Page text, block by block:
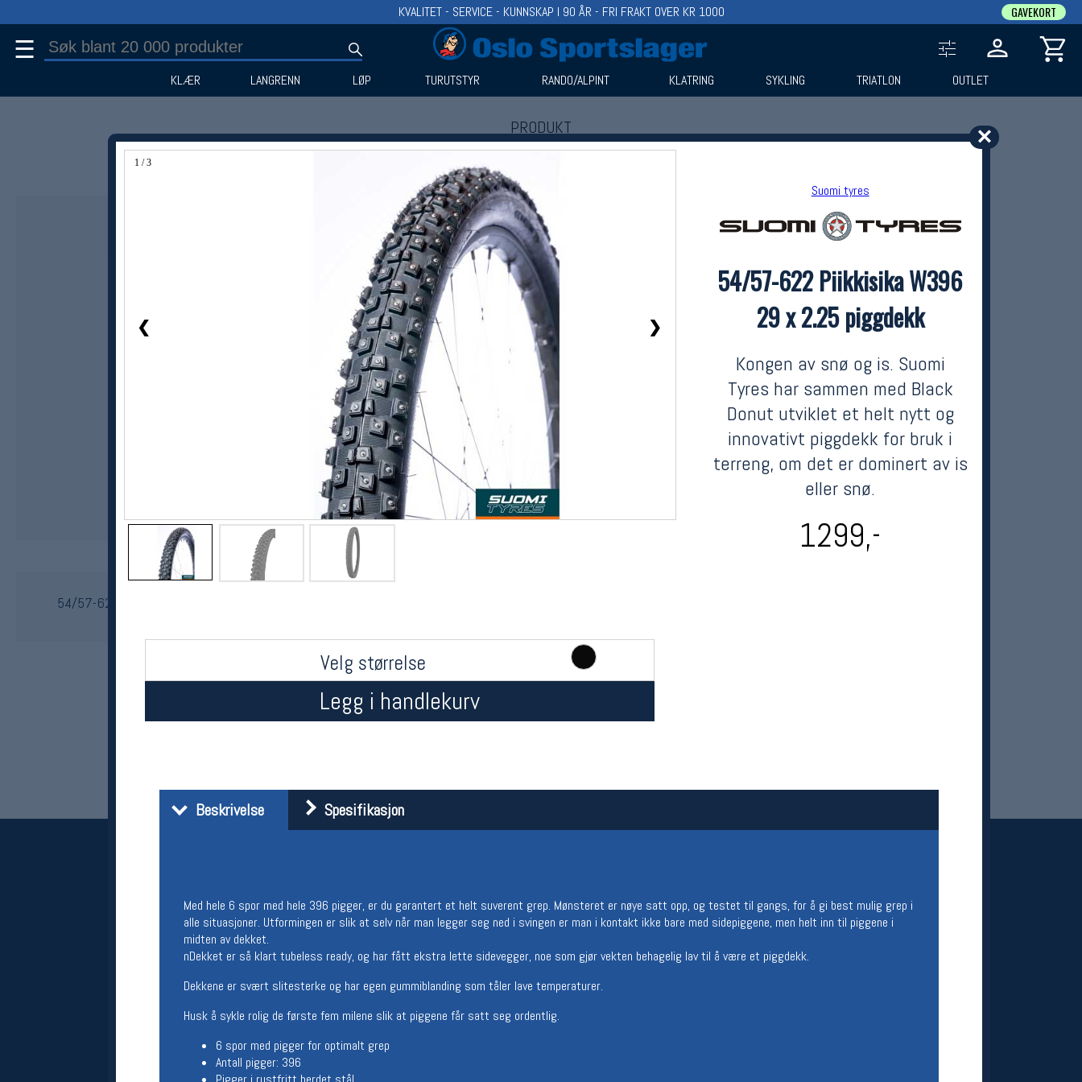
✕
1 / 3
❮ ❯
Suomi tyres
54/57-622 Piikkisika W396
29 x 2.25 piggdekk
Kongen av snø og is. Suomi
Tyres har sammen med Black
Donut utviklet et helt nytt og
innovativt piggdekk for bruk i
terreng, om det er dominert av is
eller snø.
1299,-
Velg størrelse
Legg i handlekurv
Beskrivelse Spesifikasjon
Med hele 6 spor med hele 396 pigger, er du garantert et helt suverent grep. Mønsteret er nøye satt opp, og testet til gangs, for å gi best mulig grep i
alle situasjoner. Utformingen er slik at selv når man legger seg ned i svingen er man i kontakt ikke bare med sidepiggene, men helt inn til piggene i
midten av dekket.
nDekket er så klart tubeless ready, og har fått ekstra lette sidevegger, noe som gjør vekten behagelig lav til å være et piggdekk.
Dekkene er svært slitesterke og har egen gummiblanding som tåler lave temperaturer.
Husk å sykle rolig de første fem milene slik at piggene får satt seg ordentlig.
6 spor med pigger for optimalt grep
Antall pigger: 396
KVALITET - SERVICE - KUNNSKAP I 90 ÅR - FRI FRAKT OVER KR 1000 GAVEKORT
☰
KLÆR LANGRENN LØP TURUTSTYR RANDO/ALPINT KLATRING SYKLING TRIATLON OUTLET
PRODUKT
Produkter (1)
Bruk filter til å spisse søket
Suomi tyres
54/57-622 Piikkisika W396 29 x 2.25 piggdekk
Her finner du oss
Oslo Sportslager
Torggata 20
Telefon: 23 32 62 00
Vis i kart
Kontakt oss
Åpningstider butikk
Lørdag:
11-16
Team Oslo Sportslager
Medlemstilbud og aktiviteter
MELD DEG INN GRATIS